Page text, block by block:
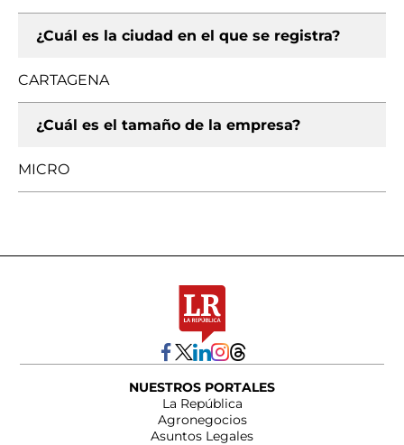
¿Cuál es la ciudad en el que se registra?
CARTAGENA
¿Cuál es el tamaño de la empresa?
MICRO
NUESTROS PORTALES
La República
Agronegocios
Asuntos Legales